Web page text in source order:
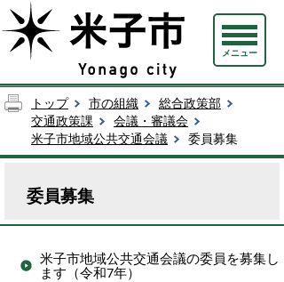
メニュー
トップ 市の組織
総合政策部
交通政策課
会議・審議会
米子市地域公共交通会議
委員募集
委員募集
米子市地域公共交通会議の委員を募集し
ます（令和7年）